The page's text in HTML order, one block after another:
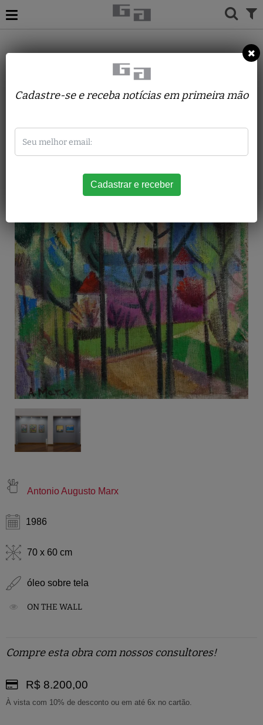
ANTONIO AUGUSTO MARX
Paraisópolis II
Antonio Augusto Marx
1986
70 x 60 cm
óleo sobre tela
ON THE WALL
Compre esta obra com nossos consultores!
R$ 8.200,00
À vista com 10% de desconto ou em até 6x no cartão.
Cadastre-se e receba notícias em primeira mão